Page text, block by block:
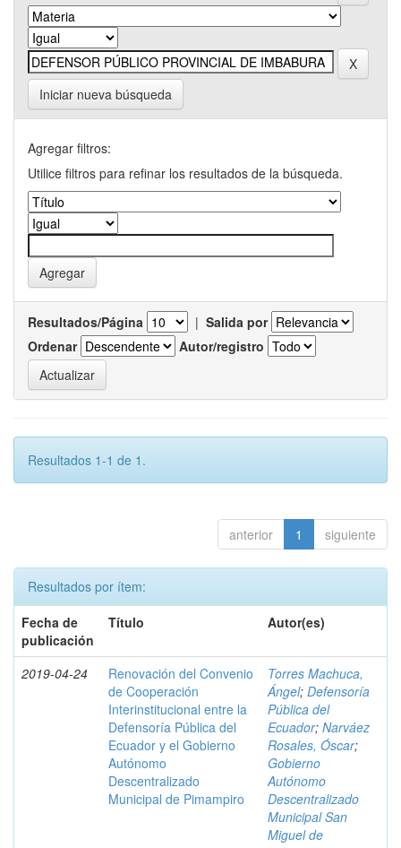
Iniciar nueva búsqueda
Agregar filtros:
Utilice filtros para refinar los resultados de la búsqueda.
Resultados/Página | Salida por
Ordenar
Autor/registro
Resultados 1-1 de 1.
anterior 1 siguiente
Resultados por ítem:
Fecha de
publicación
Título Autor(es)
2019-04-24
Renovación del Convenio
de Cooperación
Interinstitucional entre la
Defensoría Pública del
Ecuador y el Gobierno
Autónomo
Descentralizado
Municipal de Pimampiro
Torres Machuca,
Ángel; Defensoría
Pública del
Ecuador; Narváez
Rosales, Óscar;
Gobierno
Autónomo
Descentralizado
Municipal San
Miguel de